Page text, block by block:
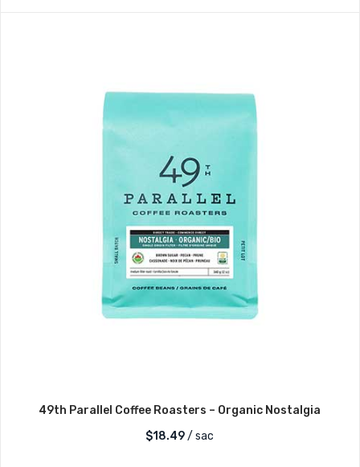
49th Parallel Coffee Roasters – Organic Nostalgia
$18.49/ sac